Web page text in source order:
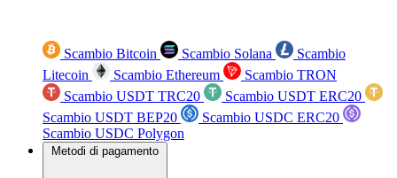
Scambio Bitcoin Scambio Solana
Scambio
Litecoin
Scambio Ethereum
Scambio TRON
Scambio USDT TRC20
Scambio USDT ERC20
Scambio USDT BEP20
Scambio USDC ERC20
Scambio USDC Polygon
Metodi di pagamento